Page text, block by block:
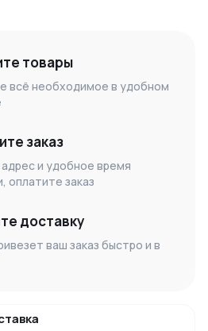
товары
всё необходимое в удобном
заказ
и удобное время
оплатите заказ
доставку
ваш заказ быстро и в